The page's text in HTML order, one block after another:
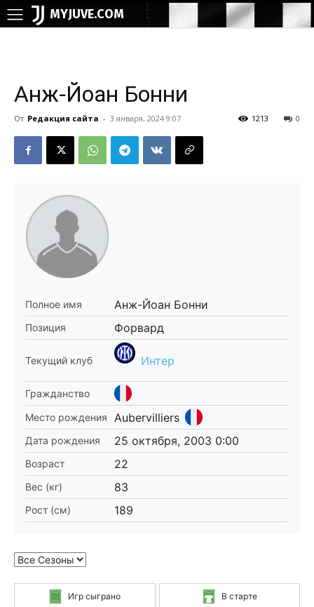
MYJUVE.COM
Анж-Йоан Бонни
От Редакция сайта - 3 января, 2024 9:07 0
1213
Полное имя Анж-Йоан Бонни
Позиция Форвард
Текущий клуб Интер
Гражданство
Место рождения
Aubervilliers
Дата рождения 25 октября, 2003 0:00
Возраст 22
Вес (кг) 83
Рост (см) 189
Игр сыграно В старте